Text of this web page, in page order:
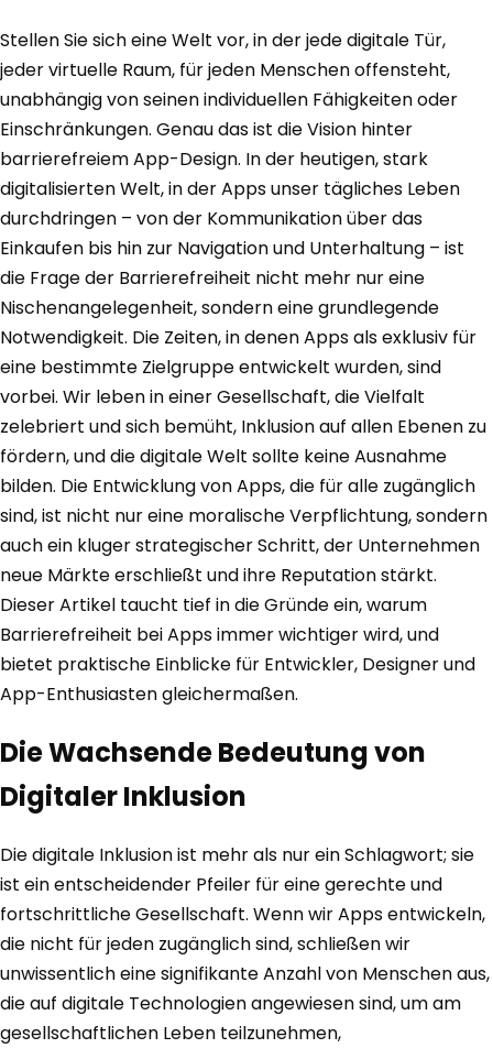
Stellen Sie sich eine Welt vor, in der jede digitale Tür,
jeder virtuelle Raum, für jeden Menschen offensteht,
unabhängig von seinen individuellen Fähigkeiten oder
Einschränkungen. Genau das ist die Vision hinter
barrierefreiem App-Design. In der heutigen, stark
digitalisierten Welt, in der Apps unser tägliches Leben
durchdringen – von der Kommunikation über das
Einkaufen bis hin zur Navigation und Unterhaltung – ist
die Frage der Barrierefreiheit nicht mehr nur eine
Nischenangelegenheit, sondern eine grundlegende
Notwendigkeit. Die Zeiten, in denen Apps als exklusiv für
eine bestimmte Zielgruppe entwickelt wurden, sind
vorbei. Wir leben in einer Gesellschaft, die Vielfalt
zelebriert und sich bemüht, Inklusion auf allen Ebenen zu
fördern, und die digitale Welt sollte keine Ausnahme
bilden. Die Entwicklung von Apps, die für alle zugänglich
sind, ist nicht nur eine moralische Verpflichtung, sondern
auch ein kluger strategischer Schritt, der Unternehmen
neue Märkte erschließt und ihre Reputation stärkt.
Dieser Artikel taucht tief in die Gründe ein, warum
Barrierefreiheit bei Apps immer wichtiger wird, und
bietet praktische Einblicke für Entwickler, Designer und
App-Enthusiasten gleichermaßen.
Die Wachsende Bedeutung von
Digitaler Inklusion
Die digitale Inklusion ist mehr als nur ein Schlagwort; sie
ist ein entscheidender Pfeiler für eine gerechte und
fortschrittliche Gesellschaft. Wenn wir Apps entwickeln,
die nicht für jeden zugänglich sind, schließen wir
unwissentlich eine signifikante Anzahl von Menschen aus,
die auf digitale Technologien angewiesen sind, um am
gesellschaftlichen Leben teilzunehmen,